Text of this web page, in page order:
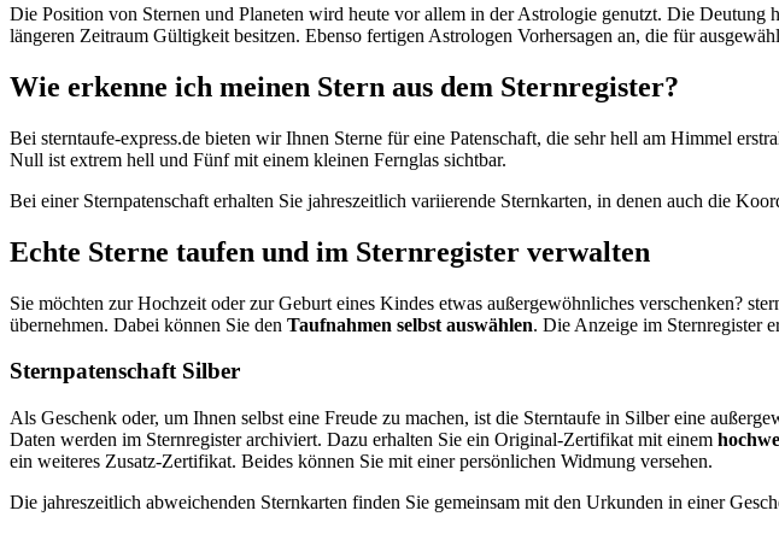
Die Position von Sternen und Planeten wird heute vor allem in der Astrologie genutzt. Die
längeren Zeitraum Gültigkeit besitzen. Ebenso fertigen Astrologen Vorhersagen an, die für
Wie erkenne ich meinen Stern aus dem Sternregister?
Bei sterntaufe-express.de bieten wir Ihnen Sterne für eine Patenschaft, die sehr hell am Himmel
Null ist extrem hell und Fünf mit einem kleinen Fernglas sichtbar.
Bei einer Sternpatenschaft erhalten Sie jahreszeitlich variierende Sternkarten, in denen auch die
Echte Sterne taufen und im Sternregister verwalten
Sie möchten zur Hochzeit oder zur Geburt eines Kindes etwas außergewöhnliches verschenken?
übernehmen. Dabei können Sie den Taufnahmen selbst auswählen. Die Anzeige im Sternregister
Sternpatenschaft Silber
Als Geschenk oder, um Ihnen selbst eine Freude zu machen, ist die Sterntaufe in Silber eine
Daten werden im Sternregister archiviert. Dazu erhalten Sie ein Original-Zertifikat mit einem
ein weiteres Zusatz-Zertifikat. Beides können Sie mit einer persönlichen Widmung versehen.
Die jahreszeitlich abweichenden Sternkarten finden Sie gemeinsam mit den Urkunden in einer